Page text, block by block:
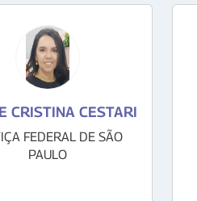
CRISTINA CESTARI
FEDERAL DE SÃO
PAULO